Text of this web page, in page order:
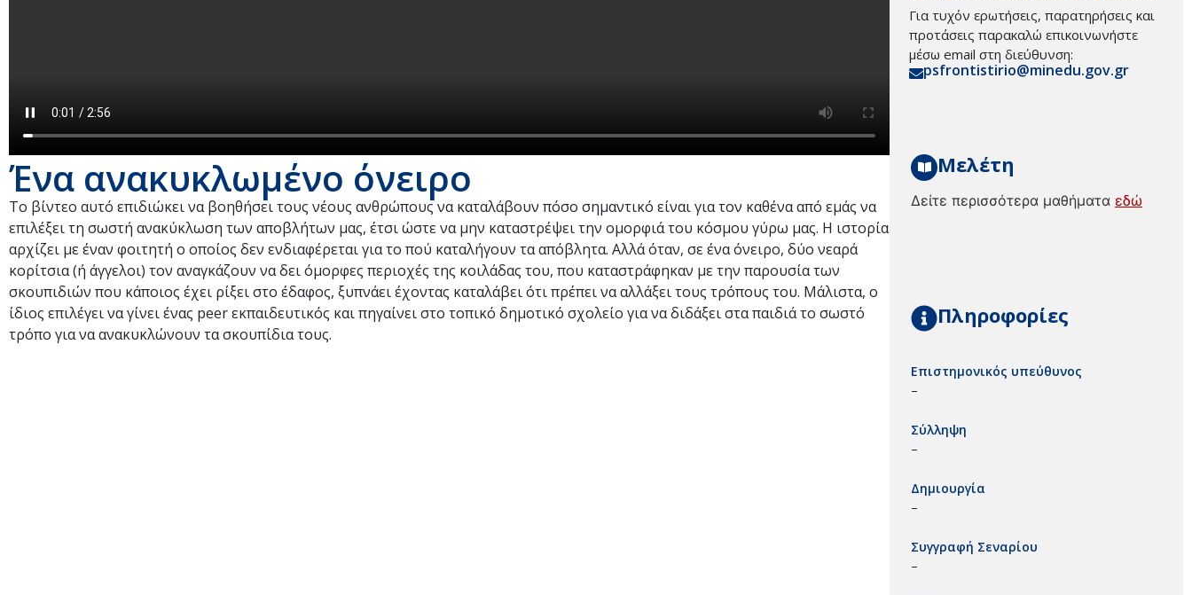
Ένα ανακυκλωμένο όνειρο
Το βίντεο αυτό επιδιώκει να βοηθήσει τους νέους ανθρώπους να καταλάβουν πόσο σημαντικό είναι για τον καθένα από εμάς να
επιλέξει τη σωστή ανακύκλωση των αποβλήτων μας, έτσι ώστε να μην καταστρέψει την ομορφιά του κόσμου γύρω μας. Η ιστορία
αρχίζει με έναν φοιτητή ο οποίος δεν ενδιαφέρεται για το πού καταλήγουν τα απόβλητα. Αλλά όταν, σε ένα όνειρο, δύο νεαρά
κορίτσια (ή άγγελοι) τον αναγκάζουν να δει όμορφες περιοχές της κοιλάδας του, που καταστράφηκαν με την παρουσία των
σκουπιδιών που κάποιος έχει ρίξει στο έδαφος, ξυπνάει έχοντας καταλάβει ότι πρέπει να αλλάξει τους τρόπους του. Μάλιστα, ο
ίδιος επιλέγει να γίνει ένας peer εκπαιδευτικός και πηγαίνει στο τοπικό δημοτικό σχολείο για να διδάξει στα παιδιά το σωστό
τρόπο για να ανακυκλώνουν τα σκουπίδια τους.
Για τυχόν ερωτήσεις, παρατηρήσεις και
προτάσεις παρακαλώ επικοινωνήστε
μέσω email στη διεύθυνση:
psfrontistirio@minedu.gov.gr
Μελέτη
Δείτε περισσότερα μαθήματα εδώ
Πληροφορίες
Επιστημονικός υπεύθυνος
–
Σύλληψη
–
Δημιουργία
–
Συγγραφή Σεναρίου
–